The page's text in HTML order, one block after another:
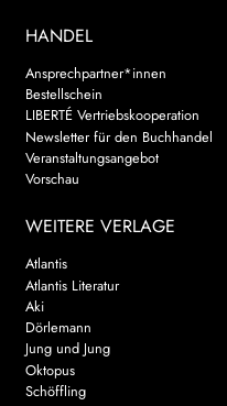
HANDEL
Ansprechpartner*innen
Bestellschein
LIBERTÉ Vertriebskooperation
Newsletter für den Buchhandel
Veranstaltungsangebot
Vorschau
WEITERE VERLAGE
Atlantis
Atlantis Literatur
Aki
Dörlemann
Jung und Jung
Oktopus
Schöffling